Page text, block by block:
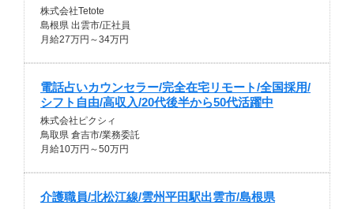
株式会社Tetote
島根県 出雲市/正社員
月給27万円～34万円
電話占いカウンセラー/完全在宅リモート/全国採用/
シフト自由/高収入/20代後半から50代活躍中
株式会社ピクシィ
鳥取県 倉吉市/業務委託
月給10万円～50万円
介護職員/北松江線/雲州平田駅出雲市/島根県